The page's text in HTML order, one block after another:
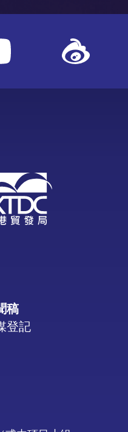
稿
登記